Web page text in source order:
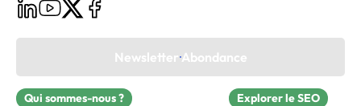
Newsletter Abondance
Qui sommes-nous ? Explorer le SEO